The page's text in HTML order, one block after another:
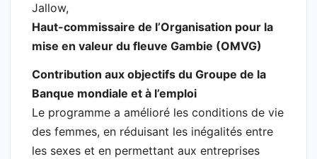
Jallow,
Haut-commissaire de l’Organisation pour la
mise en valeur du fleuve Gambie (OMVG)
Contribution aux objectifs du Groupe de la
Banque mondiale et à l’emploi
​​Le programme a amélioré les conditions de vie
des femmes, en réduisant les inégalités entre
les sexes et en permettant aux entreprises